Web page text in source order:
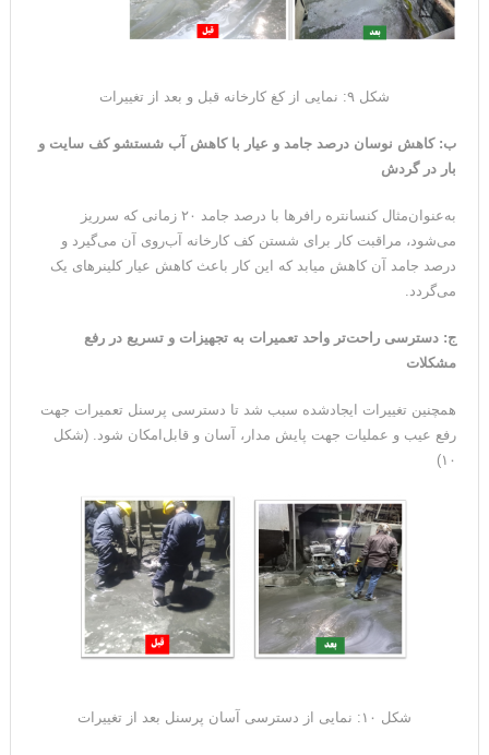
شکل ۹: نمایی از کغ کارخانه قبل و بعد از تغییرات
ب: کاهش نوسان درصد جامد و عیار با کاهش آب شستشو کف سایت و
بار در گردش
به‌عنوان‌مثال کنسانتره رافرها با درصد جامد ۲۰ زمانی که سرریز
می‌شود، مراقبت کار برای شستن کف کارخانه آب‌روی آن می‌گیرد و
درصد جامد آن کاهش میابد که این کار باعث کاهش عیار کلینرهای یک
می‌گردد.
ج: دسترسی راحت‌تر واحد تعمیرات به تجهیزات و تسریع در رفع
مشکلات
همچنین تغییرات ایجادشده سبب شد تا دسترسی پرسنل تعمیرات جهت
رفع عیب و عملیات جهت پایش مدار، آسان و قابل‌امکان شود. (شکل
۱۰)
شکل ۱۰: نمایی از دسترسی آسان پرسنل بعد از تغییرات